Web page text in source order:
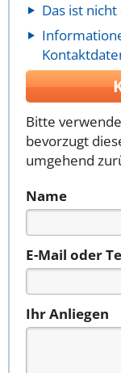
Das ist
Bitte
bevorzugt
umgehend
Name
E-Mail oder
Ihr Anliegen